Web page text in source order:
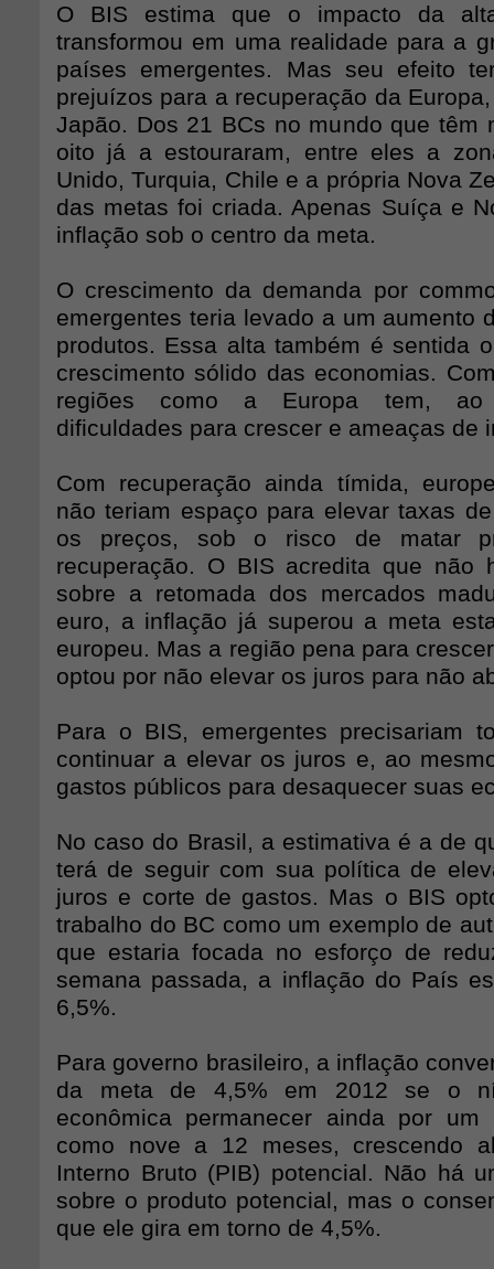
O BIS estima que o impacto da
transformou em uma realidade para a
países emergentes. Mas seu efeito
prejuízos para a recuperação da
Japão. Dos 21 BCs no mundo que têm
oito já a estouraram, entre eles a
Unido, Turquia, Chile e a própria Nova
das metas foi criada. Apenas Suíça e
inflação sob o centro da meta.
O crescimento da demanda por
emergentes teria levado a um aumento
produtos. Essa alta também é sentida
crescimento sólido das economias.
regiões como a Europa tem, ao
dificuldades para crescer e ameaças de
Com recuperação ainda tímida,
não teriam espaço para elevar taxas
os preços, sob o risco de matar
recuperação. O BIS acredita que não
sobre a retomada dos mercados
euro, a inflação já superou a meta
europeu. Mas a região pena para
optou por não elevar os juros para não
Para o BIS, emergentes precisariam
continuar a elevar os juros e, ao
gastos públicos para desaquecer suas
No caso do Brasil, a estimativa é a de
terá de seguir com sua política de
juros e corte de gastos. Mas o BIS
trabalho do BC como um exemplo de
que estaria focada no esforço de
semana passada, a inflação do País
6,5%.
Para governo brasileiro, a inflação
da meta de 4,5% em 2012 se o
econômica permanecer ainda por
como nove a 12 meses, crescendo
Interno Bruto (PIB) potencial. Não há
sobre o produto potencial, mas o
que ele gira em torno de 4,5%.